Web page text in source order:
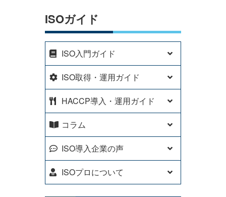
ISOガイド
ISO入門ガイド
ISO取得・運用ガイド
HACCP導入・運用ガイド
コラム
ISO導入企業の声
ISOプロについて